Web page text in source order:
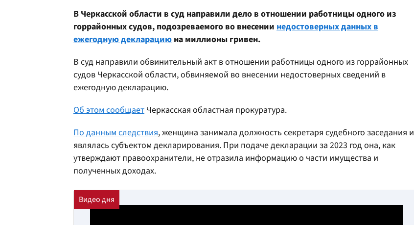
В Черкасской области в суд направили дело в отношении работницы одного из
горрайонных судов, подозреваемого во внесении недостоверных данных в
ежегодную декларацию на миллионы гривен.
В суд направили обвинительный акт в отношении работницы одного из горрайонных
судов Черкасской области, обвиняемой во внесении недостоверных сведений в
ежегодную декларацию.
Об этом сообщает Черкасская областная прокуратура.
По данным следствия, женщина занимала должность секретаря судебного заседания и
являлась субъектом декларирования. При подаче декларации за 2023 год она, как
утверждают правоохранители, не отразила информацию о части имущества и
полученных доходах.